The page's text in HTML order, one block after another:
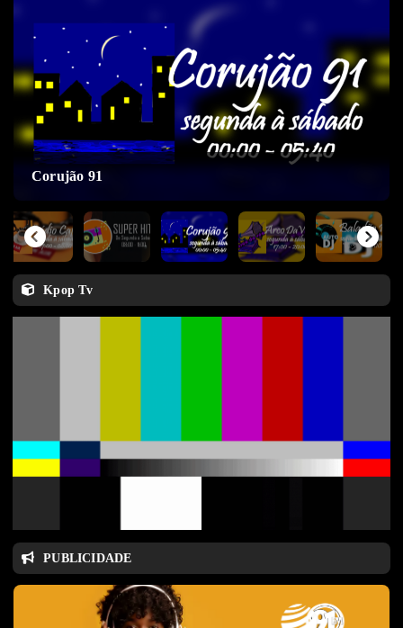
Corujão 91
Kpop Tv
PUBLICIDADE